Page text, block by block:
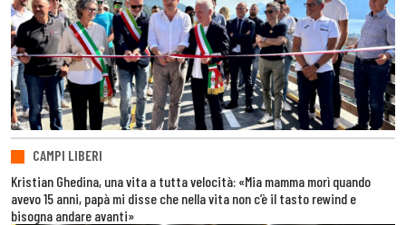
CAMPI LIBERI
Kristian Ghedina, una vita a tutta velocità: «Mia mamma morì quando
avevo 15 anni, papà mi disse che nella vita non c’è il tasto rewind e
bisogna andare avanti»